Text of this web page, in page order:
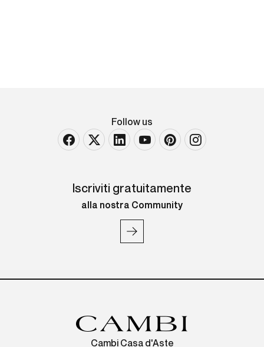
Follow us
Iscriviti gratuitamente
alla nostra Community
Cambi Casa d'Aste